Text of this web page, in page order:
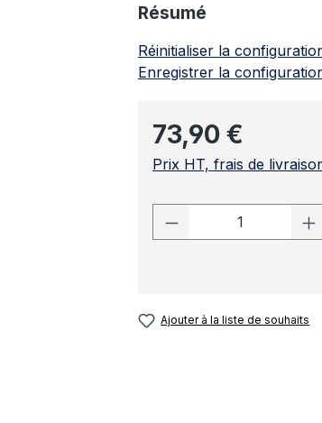
Résumé
Réinitialiser la
Enregistrer la
Prix régulier :
73,90 €
Prix HT, frais de
Quantité de
Ajouter à la liste de souhaits